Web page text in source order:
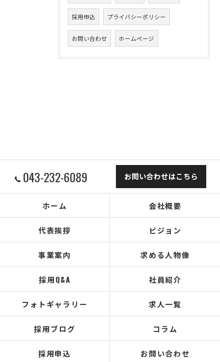
採用申込 プライバシーポリシー
お問い合わせ ホームページ
043-232-6089 お問い合わせはこちら
ホーム 会社概要
代表挨拶 ビジョン
事業案内 求める人物像
採用Q&A 社員紹介
フォトギャラリー 求人一覧
採用ブログ コラム
採用申込 お問い合わせ